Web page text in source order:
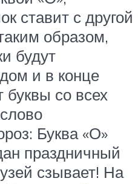
ставит с другой
образом,
будут
и в конце
буквы со всех
Буква «О»
праздничный
сзывает! На